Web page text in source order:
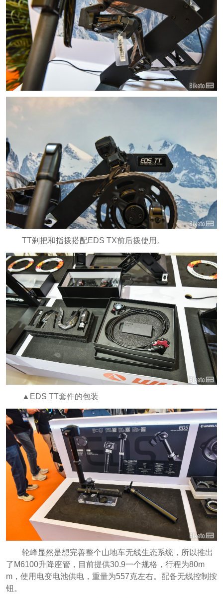
TT刹把和指拨搭配EDS TX前后拨使用。
▲EDS TT套件的包装
轮峰显然是想完善整个山地车无线生态系统，所以推出
了M6100升降座管，目前提供30.9一个规格，行程为80m
m，使用电变电池供电，重量为557克左右。配备无线控制按
钮。